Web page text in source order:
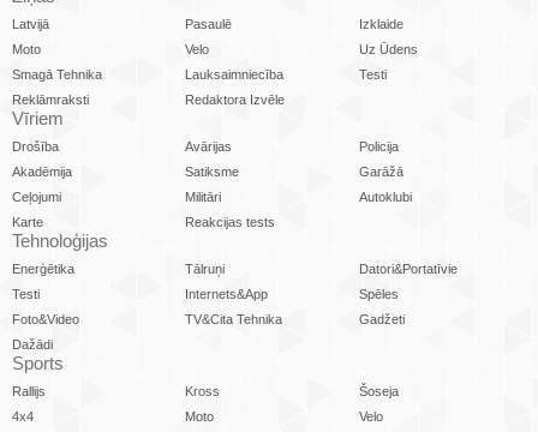
Latvijā Pasaulē
Izklaide
Moto
Velo
Uz Ūdens
Smagā Tehnika
Lauksaimniecība
Testi
Reklāmraksti
Redaktora Izvēle
Vīriem
Drošība Avārijas
Policija
Akadēmija
Satiksme
Garāžā
Ceļojumi
Militāri
Autoklubi
Karte
Reakcijas tests
Tehnoloģijas
Enerģētika Tālruņi
Datori&Portatīvie
Testi
Internets&App
Spēles
Foto&Video
TV&Cita Tehnika
Gadžeti
Dažādi
Sports
Rallijs Kross
Šoseja
4x4
Moto
Velo